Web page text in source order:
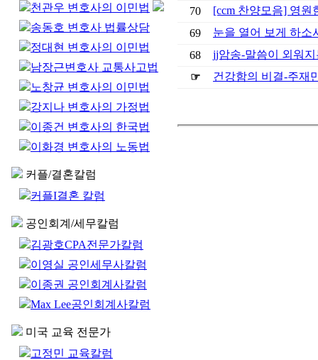
천관우 변호사의 이민법
송동호 변호사 법률상담
정대현 변호사의 이민법
남장근변호사 교통사고법
노창균 변호사의 이민법
강지나 변호사의 가정법
이종건 변호사의 한국법
이화경 변호사의 노동법
커플/결혼칼럼
커플I결혼 칼럼
공인회계/세무칼럼
김광호CPA전문가칼럼
이영실 공인세무사칼럼
이종권 공인회계사칼럼
Max Lee공인회계사칼럼
미국 교육 전문가
고정민 교육칼럼
70
[ccm 찬양모음] 영원
69
눈을 열어 보게 하소
68
jj암송-말씀이 외워
☞
건강함의 비결-주재